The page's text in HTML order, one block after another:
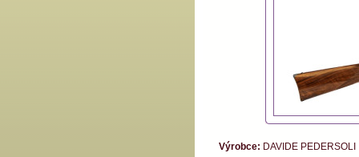
Výrobce: DAVIDE PEDERSOLI